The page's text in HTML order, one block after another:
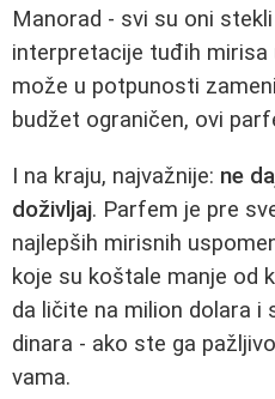
Manorad - svi su oni
interpretacije tuđih mirisa
može u potpunosti
budžet ograničen, ovi
I na kraju, najvažnije: ne
doživljaj. Parfem je pre
najlepših mirisnih
koje su koštale manje od
da ličite na milion dolara i
dinara - ako ste ga
vama.